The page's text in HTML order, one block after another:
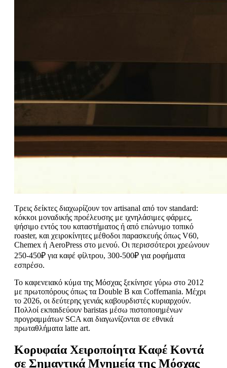
Τρεις δείκτες διαχωρίζουν τον artisanal από τον standard:
κόκκοι μοναδικής προέλευσης με ιχνηλάσιμες φάρμες,
ψήσιμο εντός του καταστήματος ή από επώνυμο τοπικό
roaster, και χειροκίνητες μέθοδοι παρασκευής όπως V60,
Chemex ή AeroPress στο μενού. Οι περισσότεροι χρεώνουν
250-450₽ για καφέ φίλτρου, 300-500₽ για ροφήματα
εσπρέσο.
Το καφενειακό κύμα της Μόσχας ξεκίνησε γύρω στο 2012
με πρωτοπόρους όπως τα Double B και Coffemania. Μέχρι
το 2026, οι δεύτερης γενιάς καβουρδιστές κυριαρχούν.
Πολλοί εκπαιδεύουν baristas μέσω πιστοποιημένων
προγραμμάτων SCA και διαγωνίζονται σε εθνικά
πρωταθλήματα latte art.
Κορυφαία Χειροποίητα Καφέ Κοντά
σε Σημαντικά Μνημεία της Μόσχας